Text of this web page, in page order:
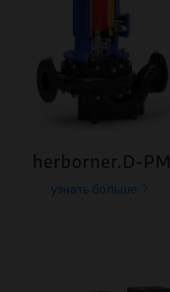
herborner.D-PM
узнать больше